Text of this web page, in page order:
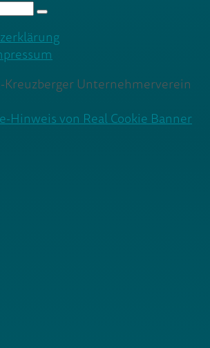
Unternehmerverein
Hinweis von Real Cookie Banner